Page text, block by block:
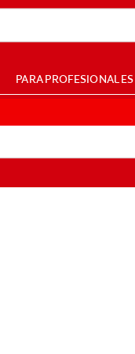
PARA PROFESIONALES